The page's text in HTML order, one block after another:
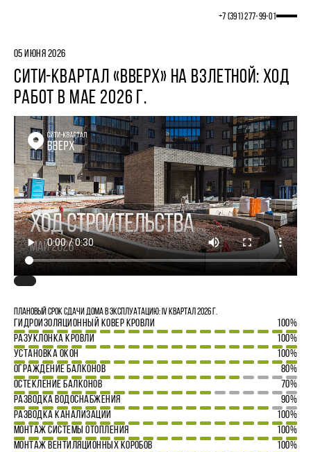
+7 (391) 277‒99‒01
05 ИЮНЯ 2026
СИТИ-КВАРТАЛ «ВВЕРХ» НА ВЗЛЕТНОЙ: ХОД
РАБОТ В МАЕ 2026 Г.
Плановый срок сдачи дома в эксплуатацию: IV квартал 2026 г.
ГИДРОИЗОЛЯЦИОННЫЙ КОВЕР КРОВЛИ
100%
РАЗУКЛОНКА КРОВЛИ
100%
УСТАНОВКА ОКОН
100%
ОГРАЖДЕНИЕ БАЛКОНОВ
80%
ОСТЕКЛЕНИЕ БАЛКОНОВ
70%
РАЗВОДКА ВОДОСНАБЖЕНИЯ
90%
РАЗВОДКА КАНАЛИЗАЦИИ
100%
МОНТАЖ СИСТЕМЫ ОТОПЛЕНИЯ
100%
МОНТАЖ ВЕНТИЛЯЦИОННЫХ КОРОБОВ
100%